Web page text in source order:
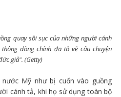
quay sôi sục của những người cánh
dòng chính đã tô vẽ câu chuyện
giả". (Getty)
Mỹ như bị cuốn vào guồng
cánh tả, khi họ sử dụng toàn bộ